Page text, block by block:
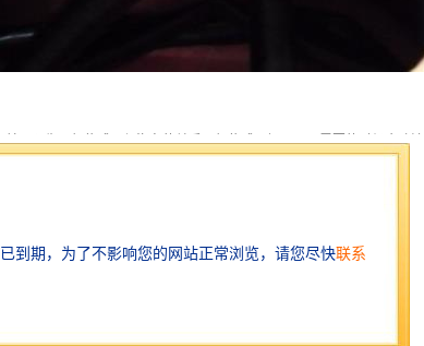
不陌生。氧传感器与汽车的关系：氧传感器坏了，不需要的时候会喷
是控制汽车尾气排放、降低汽车对环境污染、提高汽车发动机燃油燃烧
好坏，常见的氧传感器是四根线，两根加热线，两根信号线，在检测